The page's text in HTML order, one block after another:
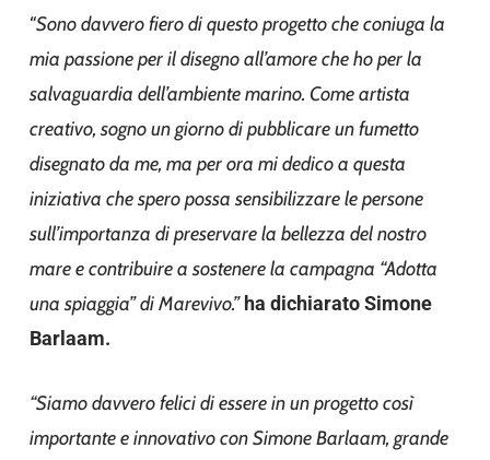
“Sono davvero fiero di questo progetto che coniuga la
mia passione per il disegno all’amore che ho per la
salvaguardia dell’ambiente marino. Come artista
creativo, sogno un giorno di pubblicare un fumetto
disegnato da me, ma per ora mi dedico a questa
iniziativa che spero possa sensibilizzare le persone
sull’importanza di preservare la bellezza del nostro
mare e contribuire a sostenere la campagna “Adotta
una spiaggia” di Marevivo.”ha dichiarato Simone
Barlaam.
“Siamo davvero felici di essere in un progetto così
importante e innovativo con Simone Barlaam, grande